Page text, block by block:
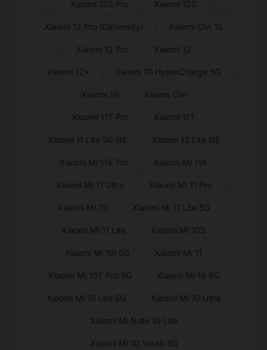
Xiaomi 12S Pro Xiaomi 12S
Xiaomi 12 Pro (Dimensity) Xiaomi Civi 1S
Xiaomi 12 Pro Xiaomi 12
Xiaomi 12X Xiaomi 11i HyperCharge 5G
Xiaomi 11i Xiaomi Civi
Xiaomi 11T Pro Xiaomi 11T
Xiaomi 11 Lite 5G NE Xiaomi 12 Lite NE
Xiaomi Mi 11X Pro Xiaomi Mi 11X
Xiaomi Mi 11 Ultra Xiaomi Mi 11 Pro
Xiaomi Mi 11i Xiaomi Mi 11 Lite 5G
Xiaomi Mi 11 Lite Xiaomi Mi 10S
Xiaomi Mi 10i 5G Xiaomi Mi 11
Xiaomi Mi 10T Pro 5G Xiaomi Mi 10 5G
Xiaomi Mi 10 Lite 5G Xiaomi Mi 10 Ultra
Xiaomi Mi Note 10 Lite
Xiaomi Mi 10 Youth 5G